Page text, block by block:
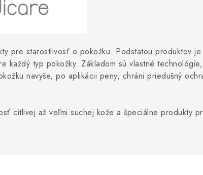
pre starostlivosť o pokožku. Podstatou produktov
typ pokožky. Základom sú vlastné
navyše, po aplikácii peny, chráni priedušný
citlivej až veľmi suchej kože a špeciálne produkty